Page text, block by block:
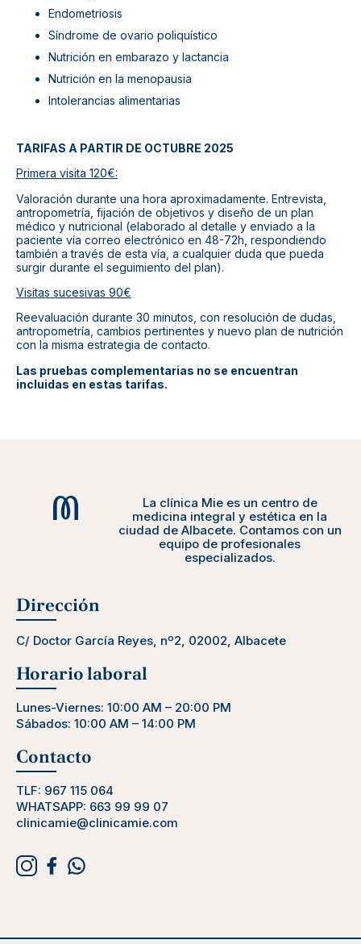
Endometriosis
Síndrome de ovario poliquístico
Nutrición en embarazo y lactancia
Nutrición en la menopausia
Intolerancias alimentarias
TARIFAS A PARTIR DE OCTUBRE 2025
Primera visita 120€:
Valoración durante una hora aproximadamente. Entrevista,
antropometría, fijación de objetivos y diseño de un plan
médico y nutricional (elaborado al detalle y enviado a la
paciente vía correo electrónico en 48-72h, respondiendo
también a través de esta vía, a cualquier duda que pueda
surgir durante el seguimiento del plan).
Visitas sucesivas 90€
Reevaluación durante 30 minutos, con resolución de dudas,
antropometría, cambios pertinentes y nuevo plan de nutrición
con la misma estrategia de contacto.
Las pruebas complementarias no se encuentran
incluidas en estas tarifas.
La clínica Mie es un centro de
medicina integral y estética en la
ciudad de Albacete. Contamos con un
equipo de profesionales
especializados.
Dirección
C/ Doctor García Reyes, nº2, 02002, Albacete
Horario laboral
Lunes-Viernes: 10:00 AM – 20:00 PM
Sábados: 10:00 AM – 14:00 PM
Contacto
TLF: 967 115 064
WHATSAPP: 663 99 99 07
clinicamie@clinicamie.com